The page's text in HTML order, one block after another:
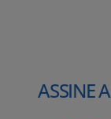
ASSINE